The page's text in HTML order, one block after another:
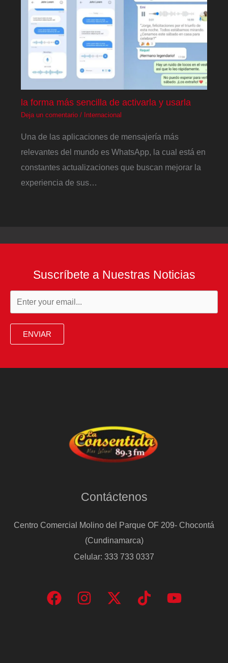
la forma más sencilla de activarla y usarla
Deja un comentario / Internacional
Una de las aplicaciones de mensajería más
relevantes del mundo es WhatsApp, la cual está en
constantes actualizaciones que buscan mejorar la
experiencia de sus…
Suscríbete a Nuestras Noticias
ENVIAR
Contáctenos
Centro Comercial Molino del Parque OF 209- Chocontá
(Cundinamarca)
Celular: 333 733 0337